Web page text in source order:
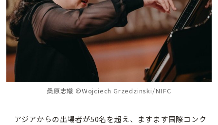
桑原志織 ©Wojciech Grzedzinski/NIFC
アジアからの出場者が50名を超え、ますます国際コンク